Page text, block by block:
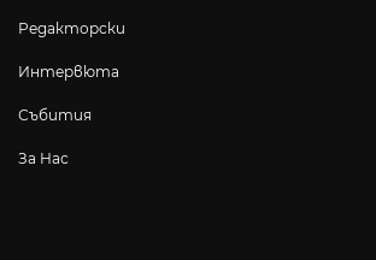
Редакторски
Интервюта
Събития
За Нас